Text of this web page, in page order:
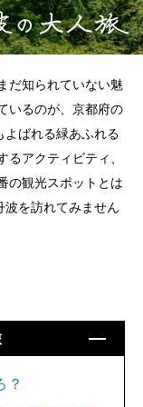
だ知られていない魅
いるのが、京都府の
よばれる緑あふれる
アクティビティ、
の観光スポットとは
波を訪れてみません
？